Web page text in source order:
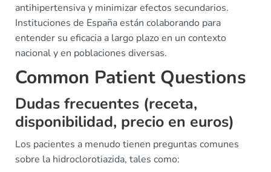
antihipertensiva y minimizar efectos secundarios.
Instituciones de España están colaborando para
entender su eficacia a largo plazo en un contexto
nacional y en poblaciones diversas.
Common Patient Questions
Dudas frecuentes (receta,
disponibilidad, precio en euros)
Los pacientes a menudo tienen preguntas comunes
sobre la hidroclorotiazida, tales como: